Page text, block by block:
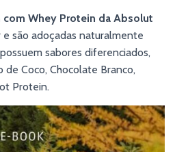
Whey Protein da Absolut
são adoçadas naturalmente
sabores diferenciados,
de Coco, Chocolate Branco,
Protein.